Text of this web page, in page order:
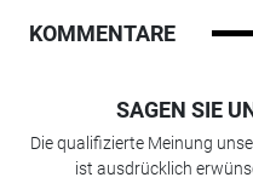
KOMMENTARE
SAGEN SIE
Die qualifizierte Meinung
ist ausdrücklich